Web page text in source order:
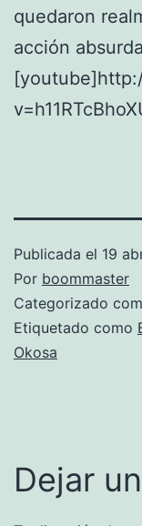
quedaron
acción
Publicada el 19
Por boommaster
Categorizado
Etiquetado como
Okosa
Dejar